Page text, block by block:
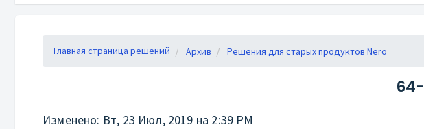
Главная страница решений Архив Решения для старых продуктов Nero
Изменено: Вт, 23 Июл, 2019 на 2:39 PM